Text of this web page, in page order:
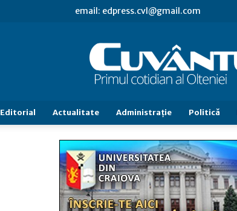
email: edpress.cvl@gmail.com
Editorial Actualitate Administraţie Politică